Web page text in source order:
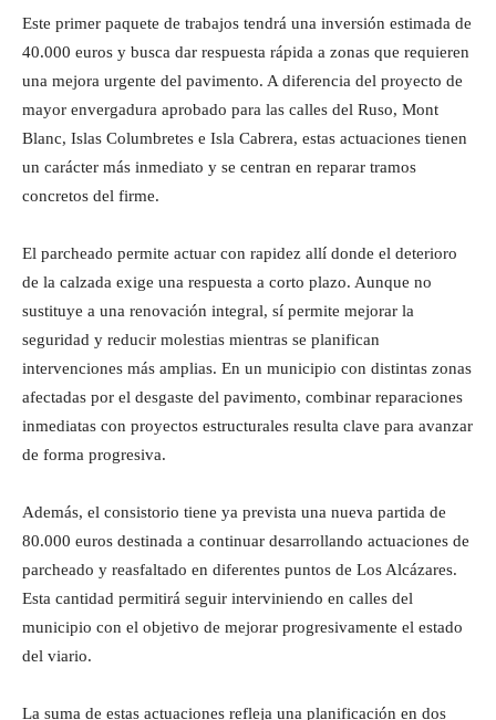
Este primer paquete de trabajos tendrá una inversión estimada de
40.000 euros y busca dar respuesta rápida a zonas que requieren
una mejora urgente del pavimento. A diferencia del proyecto de
mayor envergadura aprobado para las calles del Ruso, Mont
Blanc, Islas Columbretes e Isla Cabrera, estas actuaciones tienen
un carácter más inmediato y se centran en reparar tramos
concretos del firme.
El parcheado permite actuar con rapidez allí donde el deterioro
de la calzada exige una respuesta a corto plazo. Aunque no
sustituye a una renovación integral, sí permite mejorar la
seguridad y reducir molestias mientras se planifican
intervenciones más amplias. En un municipio con distintas zonas
afectadas por el desgaste del pavimento, combinar reparaciones
inmediatas con proyectos estructurales resulta clave para avanzar
de forma progresiva.
Además, el consistorio tiene ya prevista una nueva partida de
80.000 euros destinada a continuar desarrollando actuaciones de
parcheado y reasfaltado en diferentes puntos de Los Alcázares.
Esta cantidad permitirá seguir interviniendo en calles del
municipio con el objetivo de mejorar progresivamente el estado
del viario.
La suma de estas actuaciones refleja una planificación en dos